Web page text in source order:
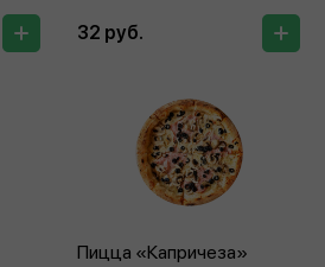
32 руб.
Пицца «Капричеза»